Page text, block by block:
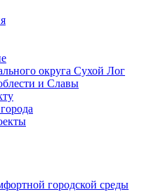
округа Сухой Лог
и Славы
городской среды